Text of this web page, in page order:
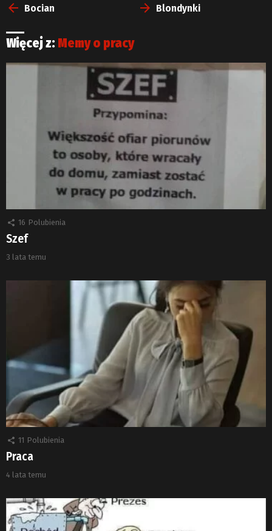
więcejBocian Blondynki
Więcej z: Memy o pracy
16 Polubienia
Szef
3 lata temu
11 Polubienia
Praca
4 lata temu